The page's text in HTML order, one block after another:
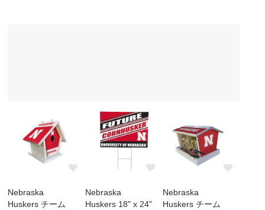
Nebraska
Huskers チーム
Nebraska
Huskers 18" x 24"
Nebraska
Huskers チーム